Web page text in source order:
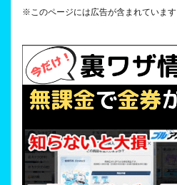
※このページには広告が含まれています